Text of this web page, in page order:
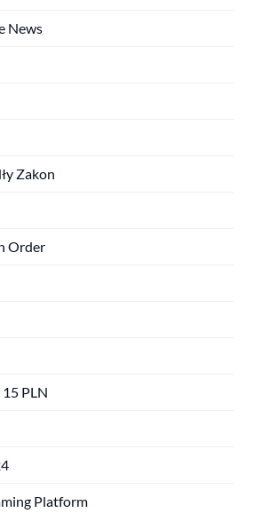
News
Zakon
Order
PLN
Platform